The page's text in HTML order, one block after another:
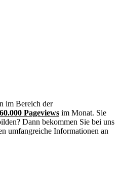
im Bereich der
Pageviews im Monat. Sie
Dann bekommen Sie bei uns
umfangreiche Informationen an